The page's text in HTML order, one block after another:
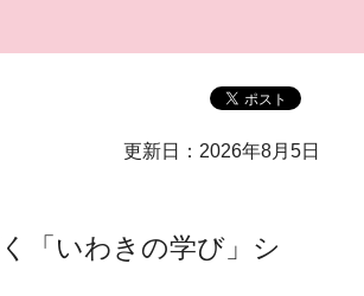
更新日：2026年8月5日
「いわきの学び」シ